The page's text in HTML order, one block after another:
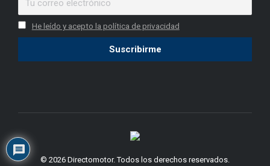
windowwindow
He leído y acepto la política de privacidad
© 2026 Directomotor. Todos los derechos reservados.